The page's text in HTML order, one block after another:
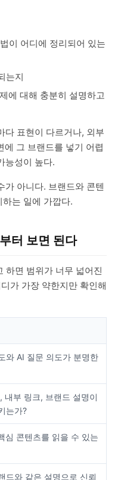
이 어디에 정리되어 있는
는지
에 대해 충분히 설명하고
다 표현이 다르거나, 외부
에 그 브랜드를 넣기 어렵
능성이 높다.
가 아니다. 브랜드와 콘텐
는 일에 가깝다.
터 보면 된다
하면 범위가 너무 넓어진
가 가장 약한지만 확인해
와 AI 질문 의도가 분명한
내부 링크, 브랜드 설명이
는가?
심 콘텐츠를 읽을 수 있는
드와 같은 설명으로 신뢰